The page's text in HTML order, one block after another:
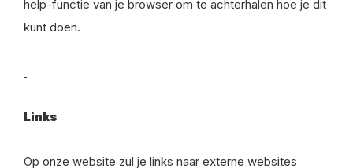
help-functie van je browser om te achterhalen hoe je dit
kunt doen.
Links
Op onze website zul je links naar externe websites